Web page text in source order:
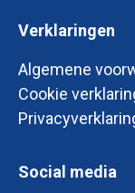
Verklaringen
Algemene
Cookie
Social media